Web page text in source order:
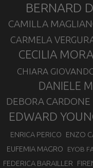
BERNARD
CAMILLA
CARMELA
CECILIA MORA
CHIARA
DANIELE
DEBORA CARDONE
EDWARD
ENRICA PERICO ENZO
EUFEMIA MAGRO EYOB
FEDERICA BARAILLER